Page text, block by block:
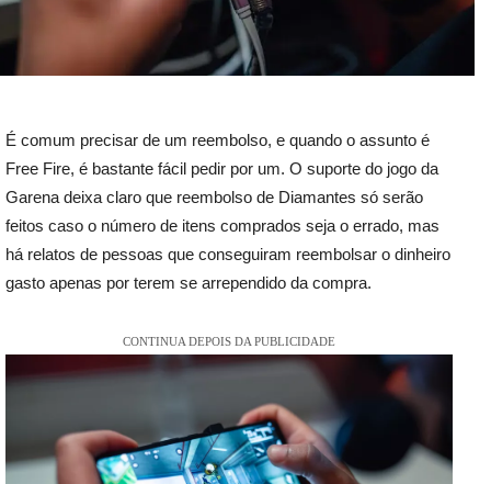
É comum precisar de um reembolso, e quando o assunto é
Free Fire, é bastante fácil pedir por um. O suporte do jogo da
Garena deixa claro que reembolso de Diamantes só serão
feitos caso o número de itens comprados seja o errado, mas
há relatos de pessoas que conseguiram reembolsar o dinheiro
gasto apenas por terem se arrependido da compra.
CONTINUA DEPOIS DA PUBLICIDADE